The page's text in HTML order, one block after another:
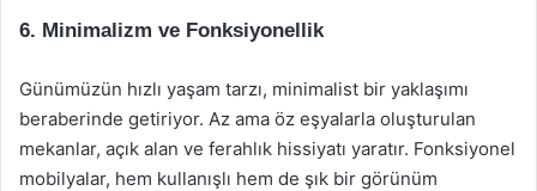
6. Minimalizm ve Fonksiyonellik
Günümüzün hızlı yaşam tarzı, minimalist bir yaklaşımı
beraberinde getiriyor. Az ama öz eşyalarla oluşturulan
mekanlar, açık alan ve ferahlık hissiyatı yaratır. Fonksiyonel
mobilyalar, hem kullanışlı hem de şık bir görünüm